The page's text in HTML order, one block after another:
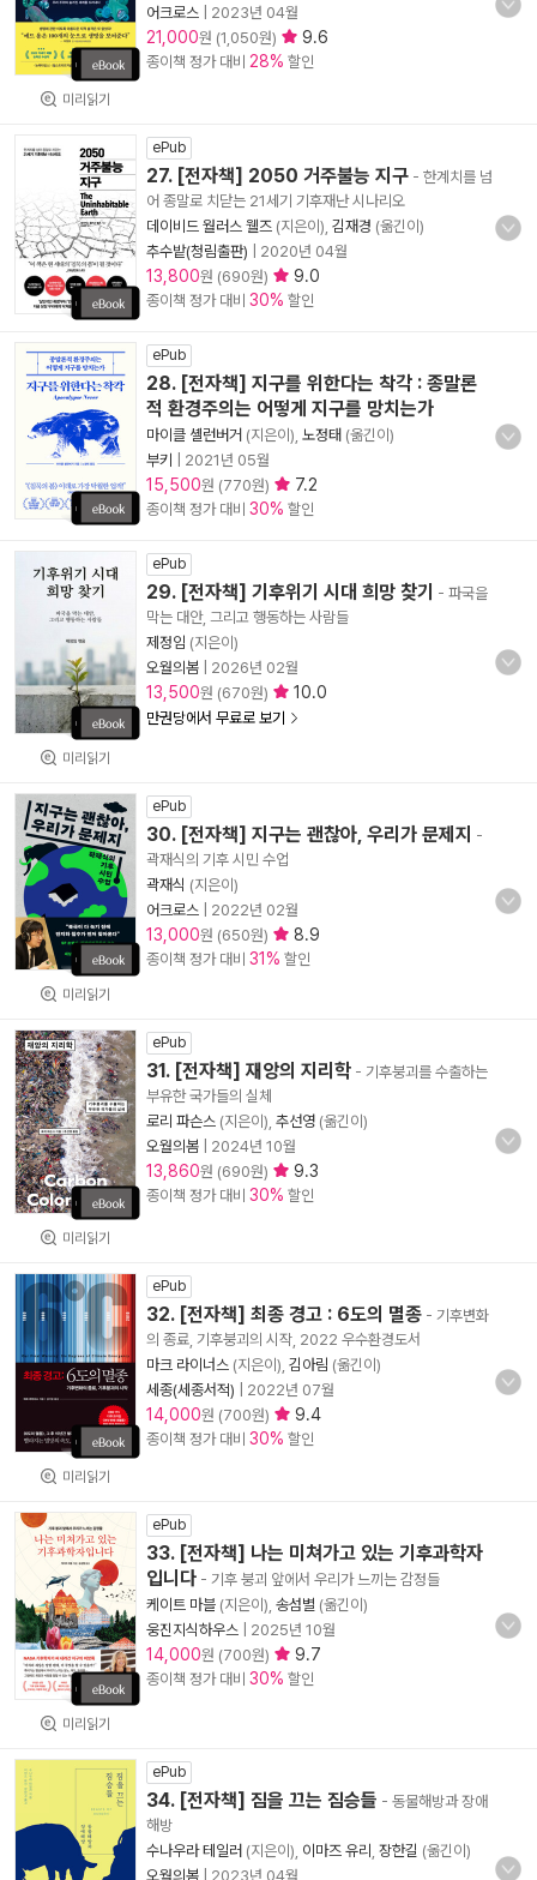
미리읽기
어크로스
2023년 04월
21,000원 (1,050원) 9.6
종이책 정가 대비 28% 할인
ePub
27. [전자책] 2050 거주불능 지구 - 한계치를 넘
어 종말로 치닫는 21세기 기후재난 시나리오
데이비드 월러스 웰즈 (지은이), 김재경 (옮긴이)
추수밭(청림출판)
2020년 04월
13,800원 (690원) 9.0
종이책 정가 대비 30% 할인
ePub
28. [전자책] 지구를 위한다는 착각 : 종말론
적 환경주의는 어떻게 지구를 망치는가
마이클 셸런버거 (지은이), 노정태 (옮긴이)
부키
2021년 05월
15,500원 (770원) 7.2
종이책 정가 대비 30% 할인
미리읽기
ePub
29. [전자책] 기후위기 시대 희망 찾기
- 파국을
막는 대안, 그리고 행동하는 사람들
제정임 (지은이)
오월의봄
2026년 02월
13,500원 (670원) 10.0
만권당에서 무료로 보기
미리읽기
ePub
30. [전자책] 지구는 괜찮아, 우리가 문제지 -
곽재식의 기후 시민 수업
곽재식 (지은이)
어크로스
2022년 02월
13,000원 (650원) 8.9
종이책 정가 대비 31% 할인
미리읽기
ePub
31. [전자책] 재앙의 지리학 - 기후붕괴를 수출하는
부유한 국가들의 실체
로리 파슨스 (지은이), 추선영 (옮긴이)
오월의봄
2024년 10월
13,860원 (690원) 9.3
종이책 정가 대비 30% 할인
미리읽기
ePub
32. [전자책] 최종 경고 : 6도의 멸종 - 기후변화
의 종료, 기후붕괴의 시작, 2022 우수환경도서
마크 라이너스 (지은이), 김아림 (옮긴이)
세종(세종서적)
2022년 07월
14,000원 (700원) 9.4
종이책 정가 대비 30% 할인
미리읽기
ePub
33. [전자책] 나는 미쳐가고 있는 기후과학자
입니다 - 기후 붕괴 앞에서 우리가 느끼는 감정들
케이트 마블 (지은이), 송섬별 (옮긴이)
웅진지식하우스
2025년 10월
14,000원 (700원) 9.7
종이책 정가 대비 30% 할인
ePub
34. [전자책] 짐을 끄는 짐승들 - 동물해방과 장애
해방
수나우라 테일러 (지은이), 이마즈 유리 장한길 (옮긴이)
오월의봄
2023년 04월